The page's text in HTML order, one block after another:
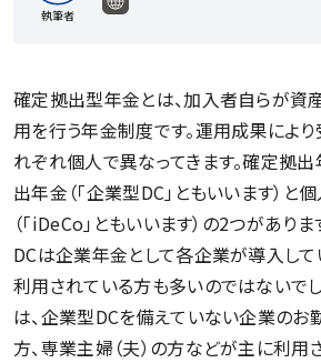
執筆者
記事一覧を見る
確定拠出型年金とは、加入者自らが資
用を行う年金制度です。運用成果によ
れぞれ個人で異なってきます。確定拠
出年金（「企業型DC」ともいいます）
（「iDeCo」ともいいます）の2つがあり
DCは企業年金として各企業が導入して
利用されている方も多いのではないで
は、企業型DCを備えていない企業のお
方、専業主婦（夫）の方などが主に利用